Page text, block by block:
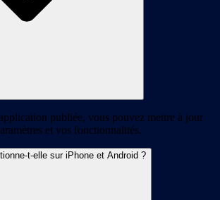
publiée, vous pouvez mettre à jour
et vos fonctionnalités.
t-elle sur iPhone et Android ?